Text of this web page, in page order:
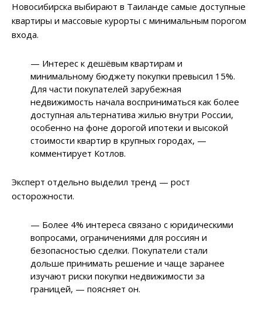
Новосибирска выбирают в Таиланде самые доступные
квартиры и массовые курорты с минимальным порогом
входа.
— Интерес к дешёвым квартирам и
минимальному бюджету покупки превысил 15%.
Для части покупателей зарубежная
недвижимость начала восприниматься как более
доступная альтернатива жилью внутри России,
особенно на фоне дорогой ипотеки и высокой
стоимости квартир в крупных городах, —
комментирует Котлов.
Эксперт отдельно выделил тренд — рост
осторожности.
— Более 4% интереса связано с юридическими
вопросами, ограничениями для россиян и
безопасностью сделки. Покупатели стали
дольше принимать решение и чаще заранее
изучают риски покупки недвижимости за
границей, — поясняет он.